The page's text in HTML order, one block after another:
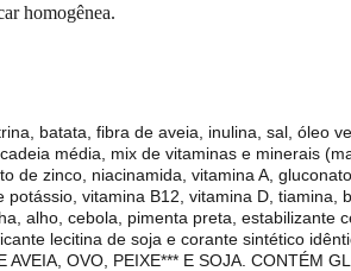
homogênea.
batata, fibra de aveia, inulina, sal, óleo
média, mix de vitaminas e minerais
de zinco, niacinamida, vitamina A,
vitamina B12, vitamina D, tiamina,
alho, cebola, pimenta preta, estabilizante
lecitina de soja e corante sintético
OVO, PEIXE*** E SOJA. CONTÉM